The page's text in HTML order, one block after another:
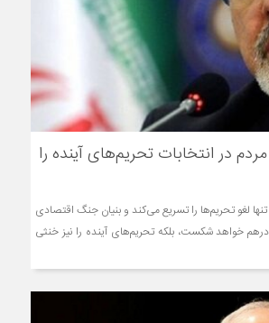
در انتخابات تحریم‌های آینده را
لغو تحریم‌ها را تسریع می‌کند و بنیان جنگ اقتصادی
درهم خواهد شکست، بلکه تحریم‌های آینده را نیز خنثی